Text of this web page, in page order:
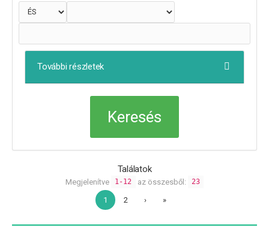
További részletek
Találatok
Megjelenítve 1-12 az összesből: 23
1 2 › »